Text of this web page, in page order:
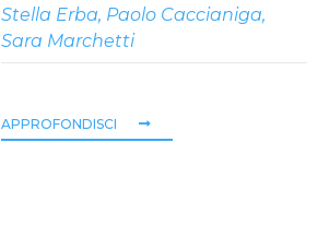
Stella Erba, Paolo Caccianiga,
Sara Marchetti
APPROFONDISCI